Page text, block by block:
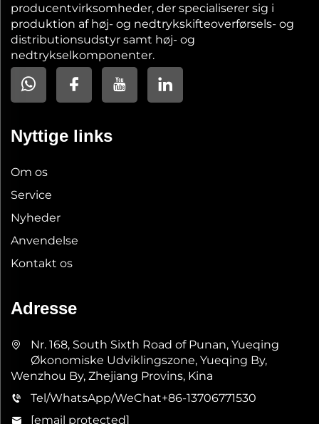
producentvirksomheder, der specialiserer sig i
produktion af høj- og nedtrykskifteoverførsels- og
distributionsudstyr samt høj- og
nedtrykselkomponenter.
Nyttige links
Om os
Service
Nyheder
Anvendelse
Kontakt os
Adresse
Nr. 168, South Sixth Road of Punan, Yueqing
Økonomiske Udviklingszone, Yueqing By,
Wenzhou By, Zhejiang Provins, Kina
Tel/WhatsApp/WeChat+86-13706771530
[email protected]